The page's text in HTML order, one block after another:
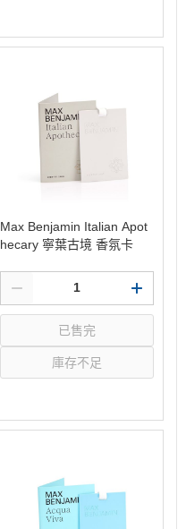
Max Benjamin Italian Apot
hecary 寧葉古境 香氛卡
已售完
庫存不足